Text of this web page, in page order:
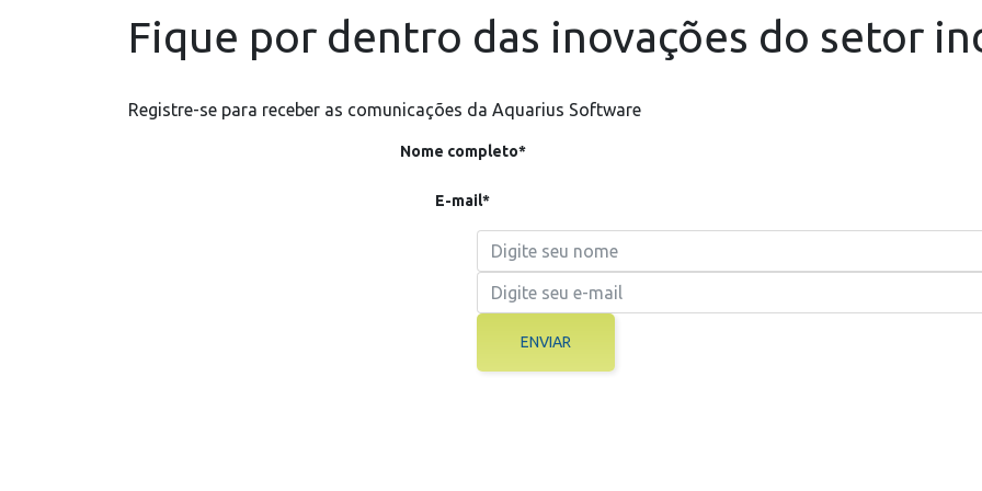
Fique por dentro das inovações do setor
Registre-se para receber as comunicações da Aquarius Software
Nome completo*
E-mail*
ENVIAR